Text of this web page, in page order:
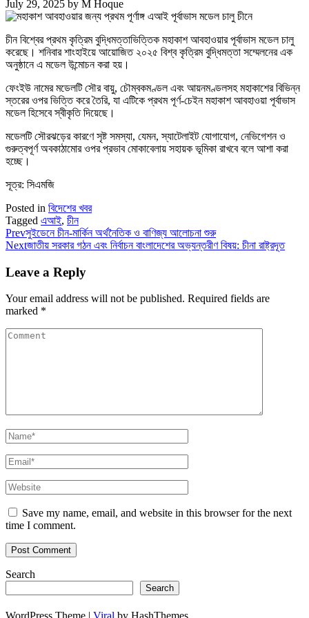
July 29, 2025 by M Hoque
চীন বিশ্বের প্রথম কৃত্রিম বুদ্ধিমত্তাভিত্তিক মহাকাশ আবহাওয়ার পূর্বাভাস মডেল চালু
করেছে। শনিবার শাংহাইয়ে আয়োজিত ২০২৫ বিশ্ব কৃত্রিম বুদ্ধিমত্তা সম্মেলনের এক
অনুষ্ঠানে এ মডেল উন্মোচন করা হয়।
ফেংইউ নামের মডেলটি সৌর বায়ু, চৌম্বকমণ্ডল এবং আয়নমণ্ডলসহ মহাকাশের বিভিন্ন
স্তরের ওপর ভিত্তি করে তৈরি, যা এটিকে প্রথম পূর্ণ-চেইন মহাকাশ আবহাওয়া পূর্বাভাস
মডেল হিসেবে স্বীকৃতি দিয়েছে।
মডেলটি সৌরঝড়ের কারণে সৃষ্ট সমস্যা, যেমন, স্যাটেলাইট যোগাযোগ, নেভিগেশন ও
গুরুত্বপূর্ণ অবকাঠামোর ওপর প্রভাব মোকাবেলায় সহায়ক ভূমিকা রাখবে বলে আশা করা
হচ্ছে।
সূত্র: সিএমজি
Posted in বিদেশের খবর
Tagged এআই, চীন
Prevসুইডেনে চীন-মার্কিন অর্থনৈতিক ও বাণিজ্য আলোচনা শুরু
Nextজাতীয় সরকার গঠন এবং নির্বাচন বাংলাদেশের অভ্যন্তরীণ বিষয়: চীনা রাষ্ট্রদূত
Leave a Reply
Your email address will not be published. Required fields are
marked *
Save my name, email, and website in this browser for the next
time I comment.
Search
Search